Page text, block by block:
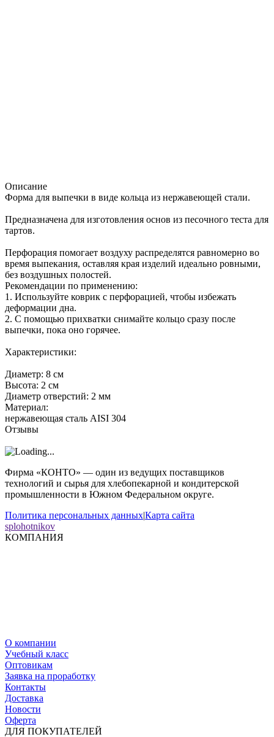
Описание
Форма для выпечки в виде кольца из нержавеющей стали.
Предназначена для изготовления основ из песочного теста для
тартов.
Перфорация помогает воздуху распределятся равномерно во
время выпекания, оставляя края изделий идеально ровными,
без воздушных полостей.
Рекомендации по применению:
1. Используйте коврик с перфорацией, чтобы избежать
деформации дна.
2. С помощью прихватки снимайте кольцо сразу после
выпечки, пока оно горячее.
Характеристики:
Диаметр: 8 см
Высота: 2 см
Диаметр отверстий: 2 мм
Материал:
нержавеющая сталь AISI 304
Отзывы
Фирма «КОНТО» — один из ведущих поставщиков
технологий и сырья для хлебопекарной и кондитерской
промышленности в Южном Федеральном округе.
Политика персональных данных|Карта сайта
splohotnikov
КОМПАНИЯ
О компании
Учебный класс
Оптовикам
Заявка на проработку
Контакты
Доставка
Новости
Оферта
ДЛЯ ПОКУПАТЕЛЕЙ